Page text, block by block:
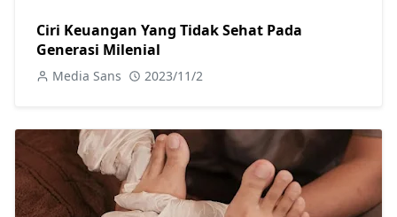
Ciri Keuangan Yang Tidak Sehat Pada
Generasi Milenial
Media Sans 2023/11/2